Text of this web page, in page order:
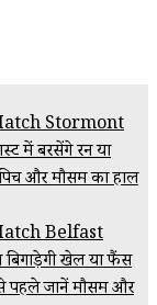
Stormont
में बरसेंगे रन या
और मौसम का हाल
Belfast
खेल या फैंस
पहले जानें मौसम और